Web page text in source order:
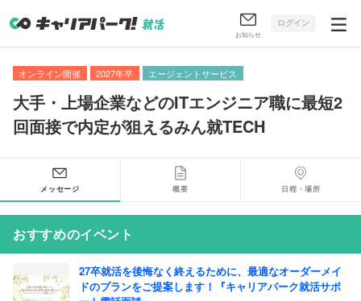
お知らせ
ログイン
オンライン開催 2027年卒 エージェントサービス
大手・上場企業などのITエンジニア職に最短2
回面接で内定が狙えるみん就TECH
メッセージ 概要 日程・場所
おすすめのイベント
27卒就活を後悔なく終えるために、最適なオーダーメイ
ドのプランをご提案します！『キャリアパーク就活サポ